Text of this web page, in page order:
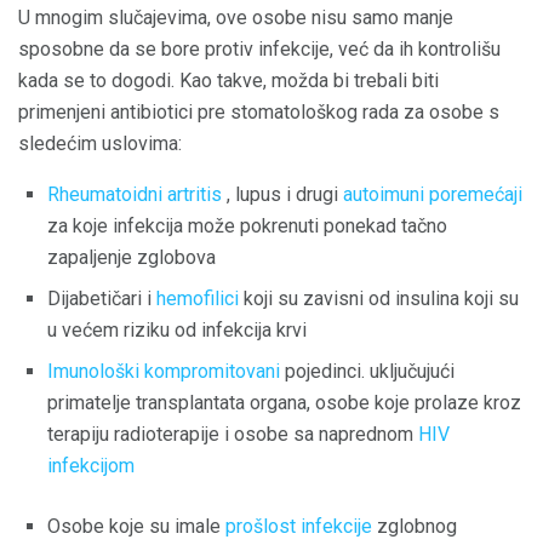
U mnogim slučajevima, ove osobe nisu samo manje
sposobne da se bore protiv infekcije, već da ih kontrolišu
kada se to dogodi. Kao takve, možda bi trebali biti
primenjeni antibiotici pre stomatološkog rada za osobe s
sledećim uslovima:
Rheumatoidni artritis , lupus i drugi autoimuni poremećaji
za koje infekcija može pokrenuti ponekad tačno
zapaljenje zglobova
Dijabetičari i hemofilici koji su zavisni od insulina koji su
u većem riziku od infekcija krvi
Imunološki kompromitovani pojedinci. uključujući
primatelje transplantata organa, osobe koje prolaze kroz
terapiju radioterapije i osobe sa naprednom HIV
infekcijom
Osobe koje su imale prošlost infekcije zglobnog